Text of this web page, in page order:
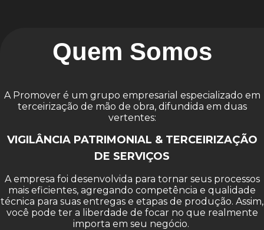
Quem Somos
A Promover é um grupo empresarial especializado em
terceirização de mão de obra, difundida em duas
vertentes:
VIGILÂNCIA PATRIMONIAL & TERCEIRIZAÇÃO
DE SERVIÇOS
A empresa foi desenvolvida para tornar seus processos
mais eficientes, agregando competência e qualidade
técnica para suas entregas e etapas de produção. Assim,
você pode ter a liberdade de focar no que realmente
importa em seu negócio.